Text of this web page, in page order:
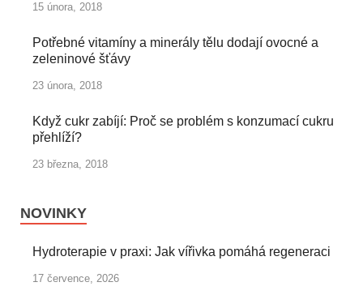
15 února, 2018
Potřebné vitamíny a minerály tělu dodají ovocné a
zeleninové šťávy
23 února, 2018
Když cukr zabíjí: Proč se problém s konzumací cukru
přehlíží?
23 března, 2018
NOVINKY
Hydroterapie v praxi: Jak vířivka pomáhá regeneraci
17 července, 2026